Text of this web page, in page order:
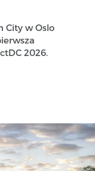
City w Oslo
2026.